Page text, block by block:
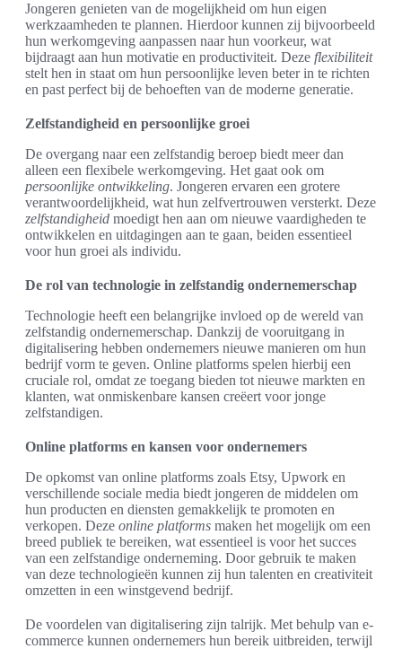
Jongeren genieten van de mogelijkheid om hun eigen
werkzaamheden te plannen. Hierdoor kunnen zij bijvoorbeeld
hun werkomgeving aanpassen naar hun voorkeur, wat
bijdraagt aan hun motivatie en productiviteit. Deze flexibiliteit
stelt hen in staat om hun persoonlijke leven beter in te richten
en past perfect bij de behoeften van de moderne generatie.
Zelfstandigheid en persoonlijke groei
De overgang naar een zelfstandig beroep biedt meer dan
alleen een flexibele werkomgeving. Het gaat ook om
persoonlijke ontwikkeling. Jongeren ervaren een grotere
verantwoordelijkheid, wat hun zelfvertrouwen versterkt. Deze
zelfstandigheid moedigt hen aan om nieuwe vaardigheden te
ontwikkelen en uitdagingen aan te gaan, beiden essentieel
voor hun groei als individu.
De rol van technologie in zelfstandig ondernemerschap
Technologie heeft een belangrijke invloed op de wereld van
zelfstandig ondernemerschap. Dankzij de vooruitgang in
digitalisering hebben ondernemers nieuwe manieren om hun
bedrijf vorm te geven. Online platforms spelen hierbij een
cruciale rol, omdat ze toegang bieden tot nieuwe markten en
klanten, wat onmiskenbare kansen creëert voor jonge
zelfstandigen.
Online platforms en kansen voor ondernemers
De opkomst van online platforms zoals Etsy, Upwork en
verschillende sociale media biedt jongeren de middelen om
hun producten en diensten gemakkelijk te promoten en
verkopen. Deze online platforms maken het mogelijk om een
breed publiek te bereiken, wat essentieel is voor het succes
van een zelfstandige onderneming. Door gebruik te maken
van deze technologieën kunnen zij hun talenten en creativiteit
omzetten in een winstgevend bedrijf.
De voordelen van digitalisering zijn talrijk. Met behulp van e-
commerce kunnen ondernemers hun bereik uitbreiden, terwijl